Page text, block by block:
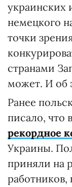
украинских
немецкого
точки
странами
может. И об
Ранее
писало, что в
рекордное
Украины.
приняли на